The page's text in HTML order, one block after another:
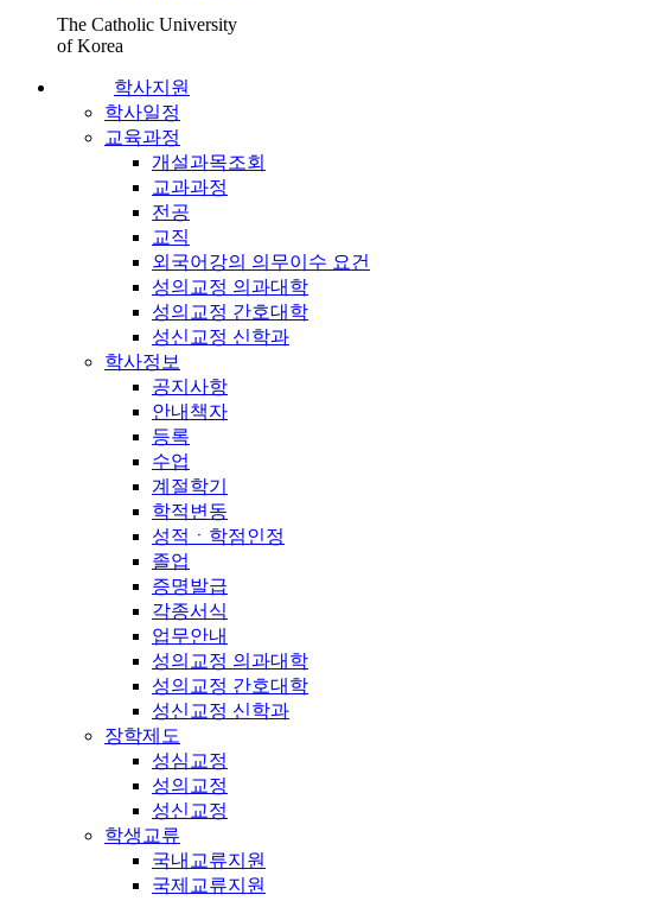
The Catholic University
of Korea
학사지원
학사일정
교육과정
개설과목조회
교과과정
전공
교직
외국어강의 의무이수 요건
성의교정 의과대학
성의교정 간호대학
성신교정 신학과
학사정보
공지사항
안내책자
등록
수업
계절학기
학적변동
성적ㆍ학점인정
졸업
증명발급
각종서식
업무안내
성의교정 의과대학
성의교정 간호대학
성신교정 신학과
장학제도
성심교정
성의교정
성신교정
학생교류
국내교류지원
국제교류지원